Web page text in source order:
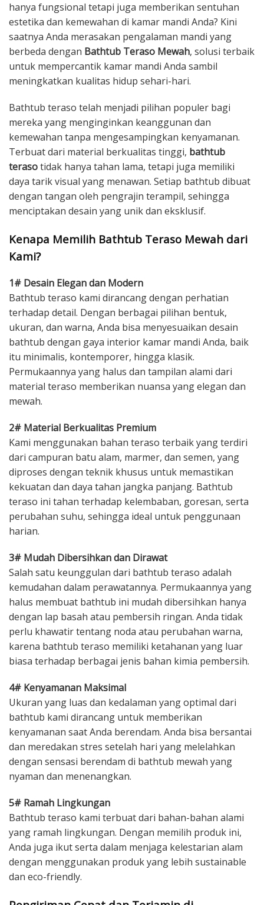
hanya fungsional tetapi juga memberikan sentuhan
estetika dan kemewahan di kamar mandi Anda? Kini
saatnya Anda merasakan pengalaman mandi yang
berbeda dengan Bathtub Teraso Mewah, solusi terbaik
untuk mempercantik kamar mandi Anda sambil
meningkatkan kualitas hidup sehari-hari.
Bathtub teraso telah menjadi pilihan populer bagi
mereka yang menginginkan keanggunan dan
kemewahan tanpa mengesampingkan kenyamanan.
Terbuat dari material berkualitas tinggi, bathtub
terasotidak hanya tahan lama, tetapi juga memiliki
daya tarik visual yang menawan. Setiap bathtub dibuat
dengan tangan oleh pengrajin terampil, sehingga
menciptakan desain yang unik dan eksklusif.
Kenapa Memilih Bathtub Teraso Mewah dari
Kami?
1# Desain Elegan dan Modern
Bathtub teraso kami dirancang dengan perhatian
terhadap detail. Dengan berbagai pilihan bentuk,
ukuran, dan warna, Anda bisa menyesuaikan desain
bathtub dengan gaya interior kamar mandi Anda, baik
itu minimalis, kontemporer, hingga klasik.
Permukaannya yang halus dan tampilan alami dari
material teraso memberikan nuansa yang elegan dan
mewah.
2# Material Berkualitas Premium
Kami menggunakan bahan teraso terbaik yang terdiri
dari campuran batu alam, marmer, dan semen, yang
diproses dengan teknik khusus untuk memastikan
kekuatan dan daya tahan jangka panjang. Bathtub
teraso ini tahan terhadap kelembaban, goresan, serta
perubahan suhu, sehingga ideal untuk penggunaan
harian.
3# Mudah Dibersihkan dan Dirawat
Salah satu keunggulan dari bathtub teraso adalah
kemudahan dalam perawatannya. Permukaannya yang
halus membuat bathtub ini mudah dibersihkan hanya
dengan lap basah atau pembersih ringan. Anda tidak
perlu khawatir tentang noda atau perubahan warna,
karena bathtub teraso memiliki ketahanan yang luar
biasa terhadap berbagai jenis bahan kimia pembersih.
4# Kenyamanan Maksimal
Ukuran yang luas dan kedalaman yang optimal dari
bathtub kami dirancang untuk memberikan
kenyamanan saat Anda berendam. Anda bisa bersantai
dan meredakan stres setelah hari yang melelahkan
dengan sensasi berendam di bathtub mewah yang
nyaman dan menenangkan.
5# Ramah Lingkungan
Bathtub teraso kami terbuat dari bahan-bahan alami
yang ramah lingkungan. Dengan memilih produk ini,
Anda juga ikut serta dalam menjaga kelestarian alam
dengan menggunakan produk yang lebih sustainable
dan eco-friendly.